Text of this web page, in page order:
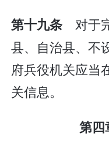
第十九条对于
县、自治县、不
府兵役机关应当
关信息。
第